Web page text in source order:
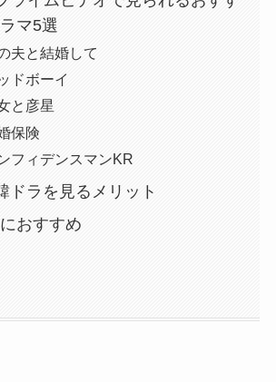
マ5選
夫と結婚して
ドボーイ
と彦星
保険
フィデンスマンKR
ドラを見るメリット
おすすめ